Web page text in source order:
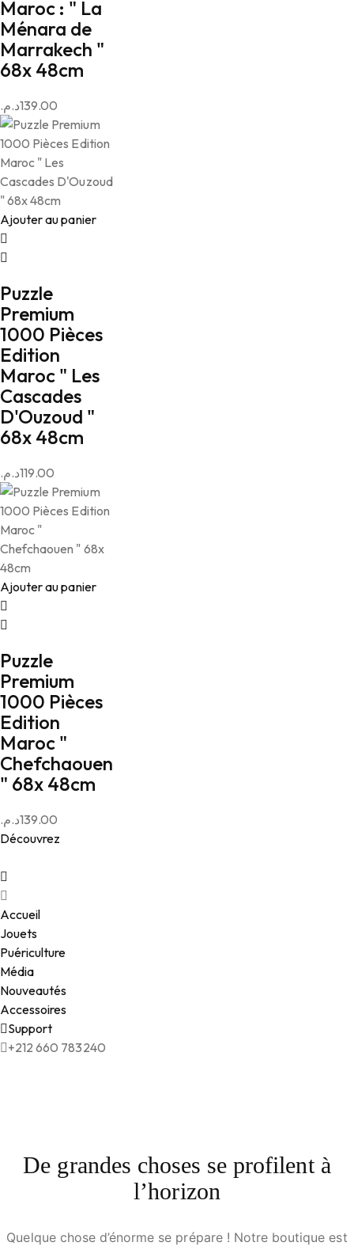
Maroc : " La
Ménara de
Marrakech "
68x 48cm
139.00د.م.
Ajouter au panier
Puzzle
Premium
1000 Pièces
Edition
Maroc " Les
Cascades
D'Ouzoud "
68x 48cm
119.00د.م.
Ajouter au panier
Puzzle
Premium
1000 Pièces
Edition
Maroc "
Chefchaouen
" 68x 48cm
139.00د.م.
Découvrez
Accueil
Jouets
Puériculture
Média
Nouveautés
Accessoires
Support
+212 660 783240
De grandes choses se profilent à
l’horizon
Quelque chose d’énorme se prépare ! Notre boutique est